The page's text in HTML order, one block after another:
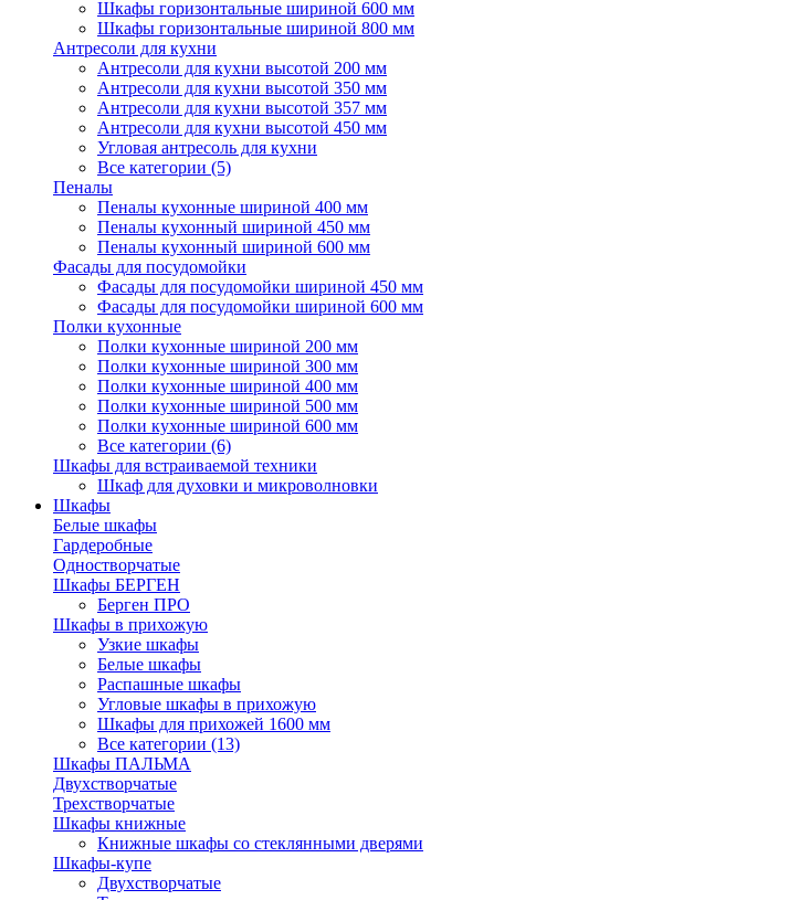
Шкафы горизонтальные шириной 600 мм
Шкафы горизонтальные шириной 800 мм
Антресоли для кухни
Антресоли для кухни высотой 200 мм
Антресоли для кухни высотой 350 мм
Антресоли для кухни высотой 357 мм
Антресоли для кухни высотой 450 мм
Угловая антресоль для кухни
Все категории (5)
Пеналы
Пеналы кухонные шириной 400 мм
Пеналы кухонный шириной 450 мм
Пеналы кухонный шириной 600 мм
Фасады для посудомойки
Фасады для посудомойки шириной 450 мм
Фасады для посудомойки шириной 600 мм
Полки кухонные
Полки кухонные шириной 200 мм
Полки кухонные шириной 300 мм
Полки кухонные шириной 400 мм
Полки кухонные шириной 500 мм
Полки кухонные шириной 600 мм
Все категории (6)
Шкафы для встраиваемой техники
Шкаф для духовки и микроволновки
Шкафы
Белые шкафы
Гардеробные
Одностворчатые
Шкафы БЕРГЕН
Берген ПРО
Шкафы в прихожую
Узкие шкафы
Белые шкафы
Распашные шкафы
Угловые шкафы в прихожую
Шкафы для прихожей 1600 мм
Все категории (13)
Шкафы ПАЛЬМА
Двухстворчатые
Трехстворчатые
Шкафы книжные
Книжные шкафы со стеклянными дверями
Шкафы-купе
Двухстворчатые